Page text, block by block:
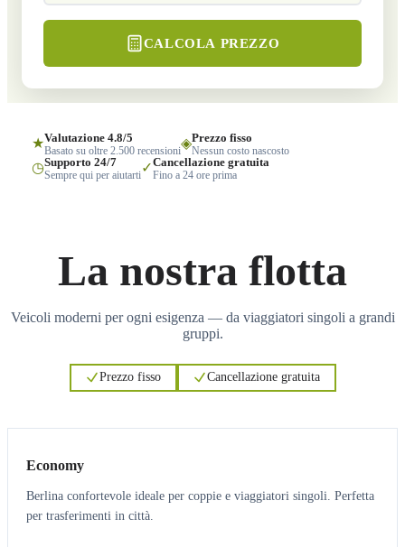
CALCOLA PREZZO
★Valutazione 4.8/5
Basato su oltre 2.500 recensioni◈Prezzo fisso
Nessun costo nascosto
◷Supporto 24/7
Sempre qui per aiutarti✓Cancellazione gratuita
Fino a 24 ore prima
La nostra flotta
Veicoli moderni per ogni esigenza — da viaggiatori singoli a grandi
gruppi.
Prezzo fisso Cancellazione gratuita
Economy
Berlina confortevole ideale per coppie e viaggiatori singoli. Perfetta
per trasferimenti in città.